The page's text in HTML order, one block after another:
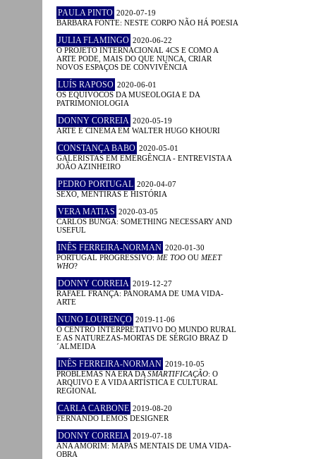
PAULA PINTO 2020-07-19
BÁRBARA FONTE: NESTE CORPO NÃO HÁ POESIA
JULIA FLAMINGO 2020-06-22
O PROJETO INTERNACIONAL 4CS E COMO A
ARTE PODE, MAIS DO QUE NUNCA, CRIAR
NOVOS ESPAÇOS DE CONVIVÊNCIA
LUÍS RAPOSO 2020-06-01
OS EQUÍVOCOS DA MUSEOLOGIA E DA
PATRIMONIOLOGIA
DONNY CORREIA 2020-05-19
ARTE E CINEMA EM WALTER HUGO KHOURI
CONSTANÇA BABO 2020-05-01
GALERISTAS EM EMERGÊNCIA - ENTREVISTA A
JOÃO AZINHEIRO
PEDRO PORTUGAL 2020-04-07
SEXO, MENTIRAS E HISTÓRIA
VERA MATIAS 2020-03-05
CARLOS BUNGA: SOMETHING NECESSARY AND
USEFUL
INÊS FERREIRA-NORMAN 2020-01-30
PORTUGAL PROGRESSIVO: ME TOO OU MEET
WHO?
DONNY CORREIA 2019-12-27
RAFAEL FRANÇA: PANORAMA DE UMA VIDA-
ARTE
NUNO LOURENÇO 2019-11-06
O CENTRO INTERPRETATIVO DO MUNDO RURAL
E AS NATUREZAS-MORTAS DE SÉRGIO BRAZ D
´ALMEIDA
INÊS FERREIRA-NORMAN 2019-10-05
PROBLEMAS NA ERA DA SMARTIFICAÇÃO: O
ARQUIVO E A VIDA ARTÍSTICA E CULTURAL
REGIONAL
CARLA CARBONE 2019-08-20
FERNANDO LEMOS DESIGNER
DONNY CORREIA 2019-07-18
ANA AMORIM: MAPAS MENTAIS DE UMA VIDA-
OBRA